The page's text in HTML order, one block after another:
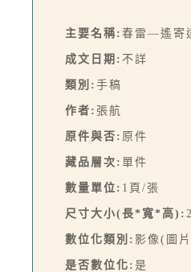
主要名稱: 春雷—遙寄
成文日期: 不詳
類別: 手稿
作者: 張航
原件與否: 原件
藏品層次: 單件
數量單位: 1頁/張
尺寸大小(長*寬*高):
數位化類別: 影像(圖
是否數位化: 是